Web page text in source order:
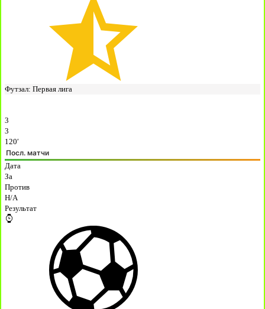
Футзал: Первая лига
3
3
120′
Посл. матчи
Дата
За
Против
H/A
Результат